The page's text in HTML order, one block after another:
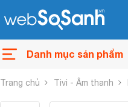
Danh mục sản phẩm
Trang chủ Tivi - Âm thanh